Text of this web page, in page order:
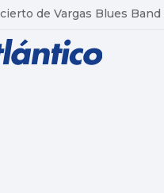
de Vargas Blues